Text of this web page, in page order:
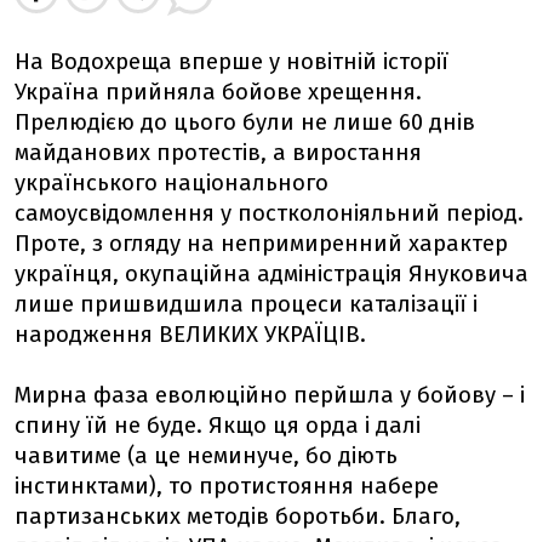
На Водохреща вперше у новітній історії
Україна прийняла бойове хрещення.
Прелюдією до цього були не лише 60 днів
майданових протестів, а виростання
українського національного
самоусвідомлення у постколоніяльний період.
Проте, з огляду на непримиренний характер
українця, окупаційна адміністрація Януковича
лише пришвидшила процеси каталізації і
народження ВЕЛИКИХ УКРАЇЦІВ.
Мирна фаза еволюційно перйшла у бойову – і
спину їй не буде. Якщо ця орда і далі
чавитиме (а це неминуче, бо діють
інстинктами), то протистояння набере
партизанських методів боротьби. Благо,